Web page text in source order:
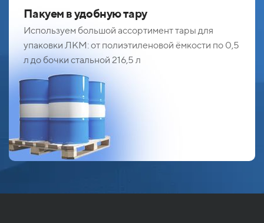
Пакуем в удобную тару
Используем большой ассортимент тары для
упаковки ЛКМ: от полиэтиленовой ёмкости по 0,5
л до бочки стальной 216,5 л